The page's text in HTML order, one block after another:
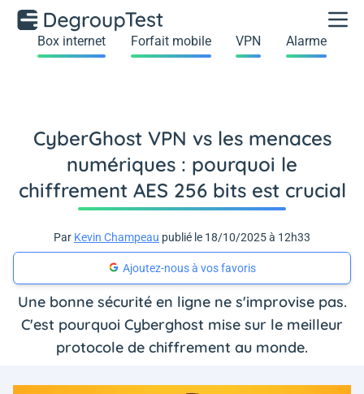
Box internet Forfait mobile VPN Alarme
CyberGhost VPN vs les menaces
numériques : pourquoi le
chiffrement AES 256 bits est crucial
Par Kevin Champeau publié le 18/10/2025 à 12h33
Ajoutez-nous à vos favoris
Une bonne sécurité en ligne ne s'improvise pas.
C'est pourquoi Cyberghost mise sur le meilleur
protocole de chiffrement au monde.